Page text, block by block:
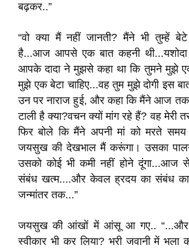
बढ़कर..”
“वो क्या मैं नहीं जानती? मैंने भी तुम्हें
है...आज आपसे एक बात कहनी
आपके दादा ने मुझसे कहा था कि तुमने मुझे
मुझे एक बेटा चाहिए...वह तुम मुझे दोगी इस
उन पर नाराज हुई, और कहा कि मैंने आज
टाली है क्या?वचन क्यों मांग रहे हैं? वह
फिर बोले कि मैंने अपनी मां को मरते समय
जयसुख की देखभाल मैं करूंगा। उसका
उसको कोई भी कमी नहीं होने दूंगा...आज से
संबंध खत्म....और केवल ह्रदय का संबंध
जन्मांतर तक...”
जयसुख की आंखों में आंसू आ गए.. “...और
स्वीकार भी कर लिया? भरी जवानी में भला